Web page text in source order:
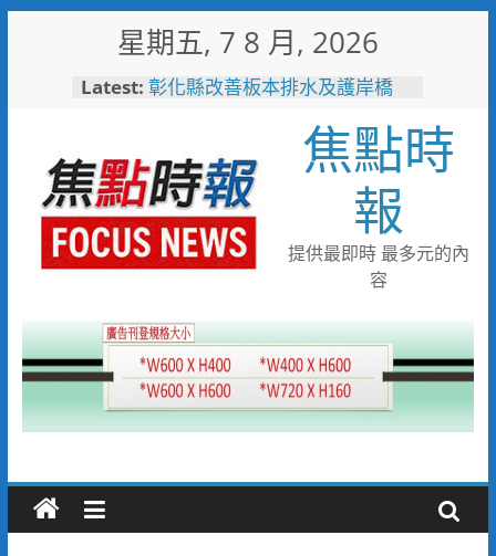
星期五, 7 8 月, 2026
Latest: 敲敲門讓愛傳進門 彰化縣獨居
彰化縣改善板本排水及護岸橋
梁 解決大村、秀水淹水問題
小米之家進駐高雄義享時尚廣
場 父親節開幕祭三重超狂優惠
少子化時代的地方解方！彰化市
未婚聯誼6年促成10對佳偶
彰化縣長參選人魏平政率議員團
隊攜手造勢 盼翻轉彰化打造新
焦點時
報
提供最即時 最多元的內
容